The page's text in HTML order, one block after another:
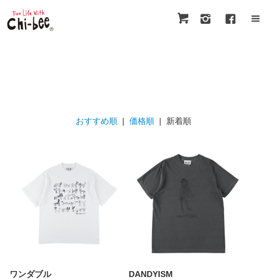
おすすめ順 | 価格順 | 新着順
ワンダブル
DANDYISM